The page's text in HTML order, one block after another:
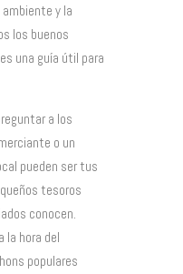
y la
los buenos
una guía útil para
a los
o un
pueden ser tus
tesoros
conocen.
la hora del
populares